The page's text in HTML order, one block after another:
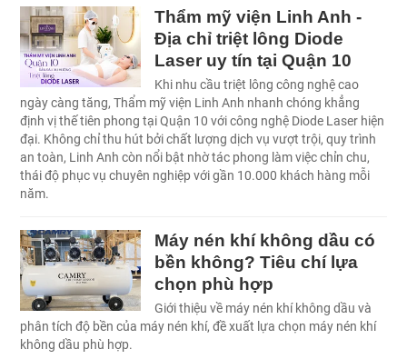
Thẩm mỹ viện Linh Anh -
Địa chỉ triệt lông Diode
Laser uy tín tại Quận 10
Khi nhu cầu triệt lông công nghệ cao
ngày càng tăng, Thẩm mỹ viện Linh Anh nhanh chóng khẳng
định vị thế tiên phong tại Quận 10 với công nghệ Diode Laser hiện
đại. Không chỉ thu hút bởi chất lượng dịch vụ vượt trội, quy trình
an toàn, Linh Anh còn nổi bật nhờ tác phong làm việc chỉn chu,
thái độ phục vụ chuyên nghiệp với gần 10.000 khách hàng mỗi
năm.
Máy nén khí không dầu có
bền không? Tiêu chí lựa
chọn phù hợp
Giới thiệu về máy nén khí không dầu và
phân tích độ bền của máy nén khí, đề xuất lựa chọn máy nén khí
không dầu phù hợp.